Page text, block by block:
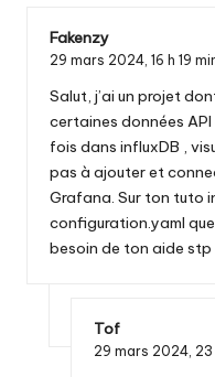
Fakenzy
29 mars 2024, 16 h 19
Salut, j’ai un projet
certaines données
fois dans influxDB ,
pas à ajouter et
Grafana. Sur ton tuto
configuration.yaml que
besoin de ton aide stp
Tof
29 mars 2024, 23